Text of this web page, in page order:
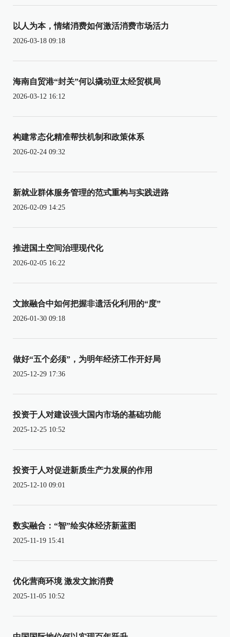
以人为本，情绪消费如何激活消费市场活力
2026-03-18 09:18
海南自贸港“封关”何以撬动亚太经贸棋局
2026-03-12 16:12
构建常态化精准帮扶机制和政策体系
2026-02-24 09:32
新就业群体服务管理的范式重构与实践进路
2026-02-09 14:25
推进国土空间治理现代化
2026-02-05 16:22
文旅融合中如何把握非遗活化利用的“度”
2026-01-30 09:18
做好“五个必须”，为明年经济工作开好局
2025-12-29 17:36
投资于人对建设强大国内市场的基础功能
2025-12-25 10:52
投资于人对促进新质生产力发展的作用
2025-12-10 09:01
数实融合：“智”绘实体经济新蓝图
2025-11-19 15:41
优化营商环境 激发文旅消费
2025-11-05 10:52